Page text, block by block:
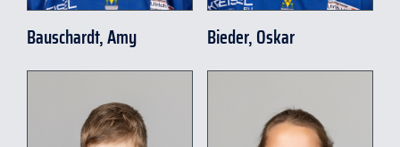
Bauschardt, Amy Bieder, Oskar